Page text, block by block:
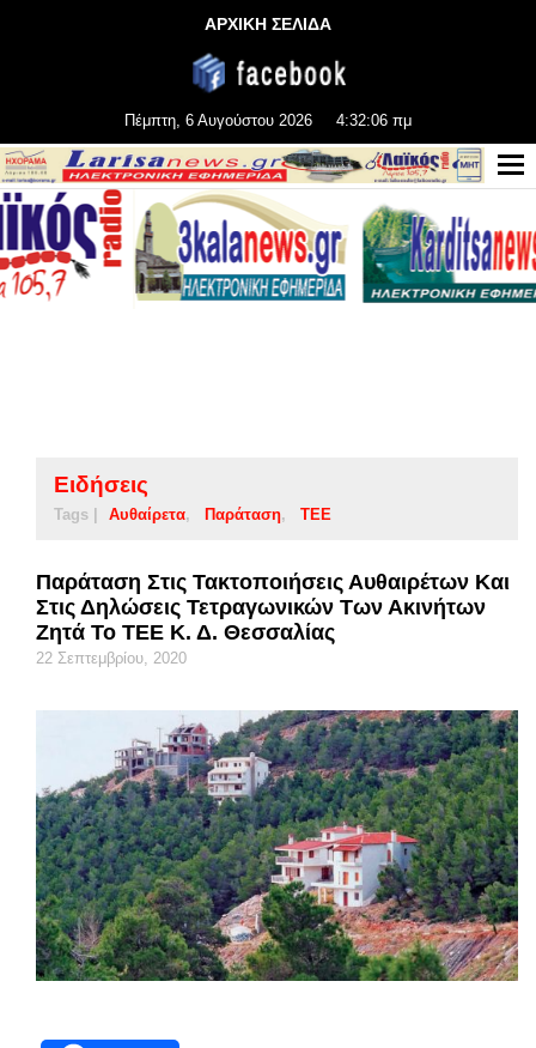
ΑΡΧΙΚΗ ΣΕΛΙΔΑ
Πέμπτη, 6 Αυγούστου 2026 4:32:06 πμ
Ειδήσεις
Tags | Αυθαίρετα Παράταση ΤΕΕ
Παράταση Στις Τακτοποιήσεις Αυθαιρέτων Και
Στις Δηλώσεις Τετραγωνικών Των Ακινήτων
Ζητά Το ΤΕΕ Κ. Δ. Θεσσαλίας
22 Σεπτεμβρίου, 2020